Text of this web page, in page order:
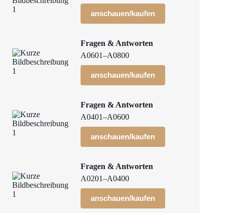
anschauen/kaufen
Fragen & Antworten
A0601–A0800
anschauen/kaufen
Fragen & Antworten
A0401–A0600
anschauen/kaufen
Fragen & Antworten
A0201–A0400
anschauen/kaufen